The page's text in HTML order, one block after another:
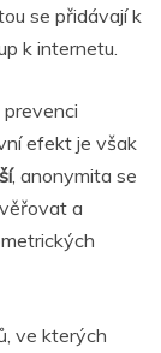
se přidávají k
k internetu.
prevenci
efekt je však
, anonymita se
a
ve kterých